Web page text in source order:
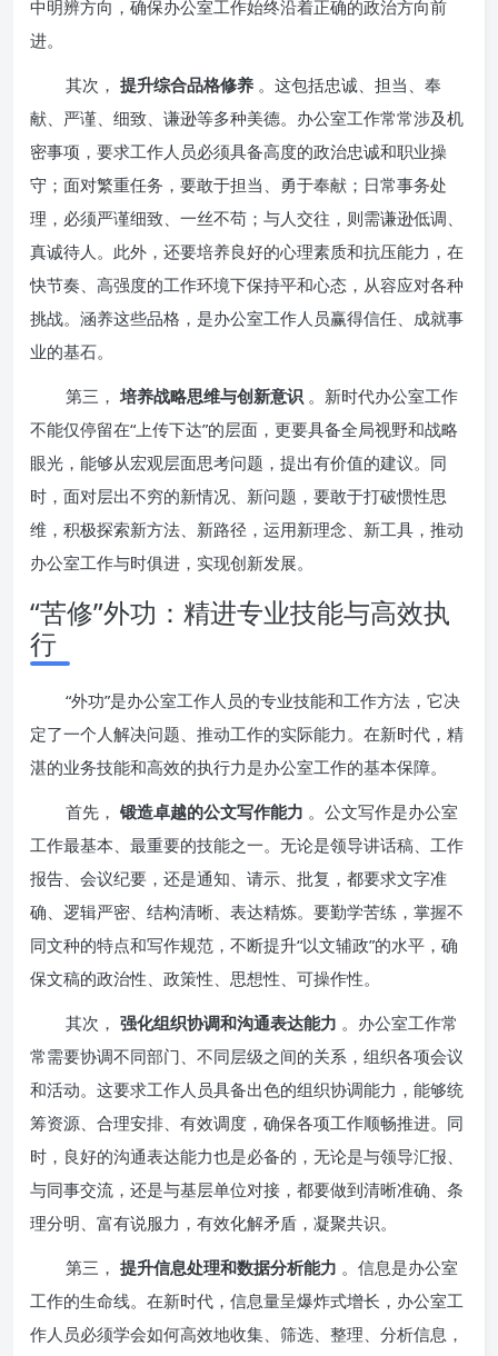
中明辨方向，确保办公室工作始终沿着正确的政治方向前
进。
其次， 提升综合品格修养 。这包括忠诚、担当、奉
献、严谨、细致、谦逊等多种美德。办公室工作常常涉及机
密事项，要求工作人员必须具备高度的政治忠诚和职业操
守；面对繁重任务，要敢于担当、勇于奉献；日常事务处
理，必须严谨细致、一丝不苟；与人交往，则需谦逊低调、
真诚待人。此外，还要培养良好的心理素质和抗压能力，在
快节奏、高强度的工作环境下保持平和心态，从容应对各种
挑战。涵养这些品格，是办公室工作人员赢得信任、成就事
业的基石。
第三， 培养战略思维与创新意识 。新时代办公室工作
不能仅停留在“上传下达”的层面，更要具备全局视野和战略
眼光，能够从宏观层面思考问题，提出有价值的建议。同
时，面对层出不穷的新情况、新问题，要敢于打破惯性思
维，积极探索新方法、新路径，运用新理念、新工具，推动
办公室工作与时俱进，实现创新发展。
“苦修”外功：精进专业技能与高效执
行
“外功”是办公室工作人员的专业技能和工作方法，它决
定了一个人解决问题、推动工作的实际能力。在新时代，精
湛的业务技能和高效的执行力是办公室工作的基本保障。
首先， 锻造卓越的公文写作能力 。公文写作是办公室
工作最基本、最重要的技能之一。无论是领导讲话稿、工作
报告、会议纪要，还是通知、请示、批复，都要求文字准
确、逻辑严密、结构清晰、表达精炼。要勤学苦练，掌握不
同文种的特点和写作规范，不断提升“以文辅政”的水平，确
保文稿的政治性、政策性、思想性、可操作性。
其次， 强化组织协调和沟通表达能力 。办公室工作常
常需要协调不同部门、不同层级之间的关系，组织各项会议
和活动。这要求工作人员具备出色的组织协调能力，能够统
筹资源、合理安排、有效调度，确保各项工作顺畅推进。同
时，良好的沟通表达能力也是必备的，无论是与领导汇报、
与同事交流，还是与基层单位对接，都要做到清晰准确、条
理分明、富有说服力，有效化解矛盾，凝聚共识。
第三， 提升信息处理和数据分析能力 。信息是办公室
工作的生命线。在新时代，信息量呈爆炸式增长，办公室工
作人员必须学会如何高效地收集、筛选、整理、分析信息，